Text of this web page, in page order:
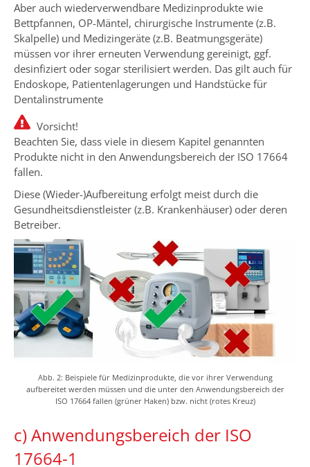
Aber auch wiederverwendbare Medizinprodukte wie
Bettpfannen, OP-Mäntel, chirurgische Instrumente (z.B.
Skalpelle) und Medizingeräte (z.B. Beatmungsgeräte)
müssen vor ihrer erneuten Verwendung gereinigt, ggf.
desinfiziert oder sogar sterilisiert werden. Das gilt auch für
Endoskope, Patientenlagerungen und Handstücke für
Dentalinstrumente
Vorsicht!
Beachten Sie, dass viele in diesem Kapitel genannten
Produkte nicht in den Anwendungsbereich der ISO 17664
fallen.
Diese (Wieder-)Aufbereitung erfolgt meist durch die
Gesundheitsdienstleister (z.B. Krankenhäuser) oder deren
Betreiber.
Abb. 2: Beispiele für Medizinprodukte, die vor ihrer Verwendung
aufbereitet werden müssen und die unter den Anwendungsbereich der
ISO 17664 fallen (grüner Haken) bzw. nicht (rotes Kreuz)
c) Anwendungsbereich der ISO
17664-1